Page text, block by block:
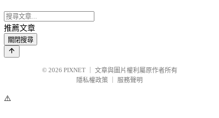
推薦文章
關閉搜尋
© 2026 PIXNET
文章與圖片權利屬原作者所有
隱私權政策
服務聲明
⚠️